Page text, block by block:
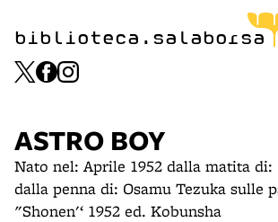
biblioteca.salaborsa
ASTRO BOY
Nato nel: Aprile 1952 dalla matita di:
dalla penna di: Osamu Tezuka sulle
"Shonen'‘ 1952 ed. Kobunsha